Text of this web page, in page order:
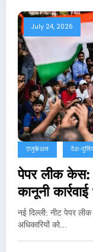
July 24, 2026
एजुकेशन देश-
पेपर लीक
कानूनी कार्रवाई
नई दिल्‍ली: नीट पेपर
अधिकारियों को…